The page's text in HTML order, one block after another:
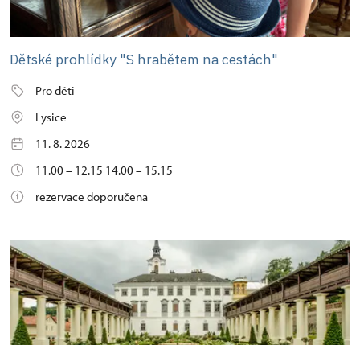
Dětské prohlídky "S hrabětem na cestách"
Pro děti
Lysice
11. 8. 2026
11.00 – 12.15 14.00 – 15.15
rezervace doporučena